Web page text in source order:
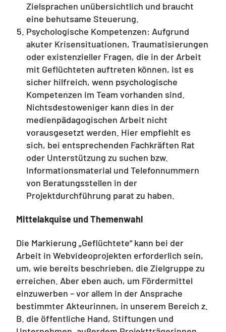
Zielsprachen unübersichtlich und braucht
eine behutsame Steuerung.
Psychologische Kompetenzen: Aufgrund
akuter Krisensituationen, Traumatisierungen
oder existenzieller Fragen, die in der Arbeit
mit Geflüchteten auftreten können, ist es
sicher hilfreich, wenn psychologische
Kompetenzen im Team vorhanden sind.
Nichtsdestoweniger kann dies in der
medienpädagogischen Arbeit nicht
vorausgesetzt werden. Hier empfiehlt es
sich, bei entsprechenden Fachkräften Rat
oder Unterstützung zu suchen bzw.
Informationsmaterial und Telefonnummern
von Beratungsstellen in der
Projektdurchführung parat zu haben.
Mittelakquise und Themenwahl
Die Markierung „Geflüchtete“ kann bei der
Arbeit in Webvideoprojekten erforderlich sein,
um, wie bereits beschrieben, die Zielgruppe zu
erreichen. Aber eben auch, um Fördermittel
einzuwerben – vor allem in der Ansprache
bestimmter Akteurinnen, in unserem Bereich z.
B. die öffentliche Hand, Stiftungen und